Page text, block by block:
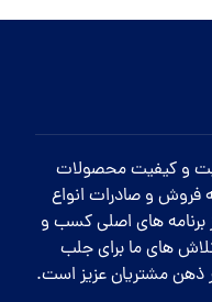
و کیفیت محصولات
فروش و صادرات انواع
های اصلی کسب و
های ما برای جلب
مشتریان عزیز است.